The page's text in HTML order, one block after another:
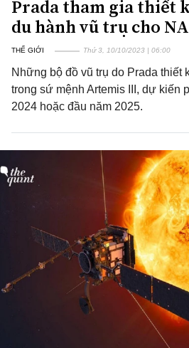
Prada tham gia thiết
du hành vũ trụ cho
THẾ GIỚI Thứ 3, 10/10/2023 | 06:00
Những bộ đồ vũ trụ do Prada thiết
trong sứ mệnh Artemis III, dự kiến
2024 hoặc đầu năm 2025.